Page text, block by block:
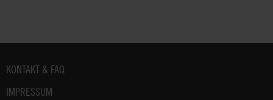
Fußbereich
KONTAKT & FAQ
IMPRESSUM